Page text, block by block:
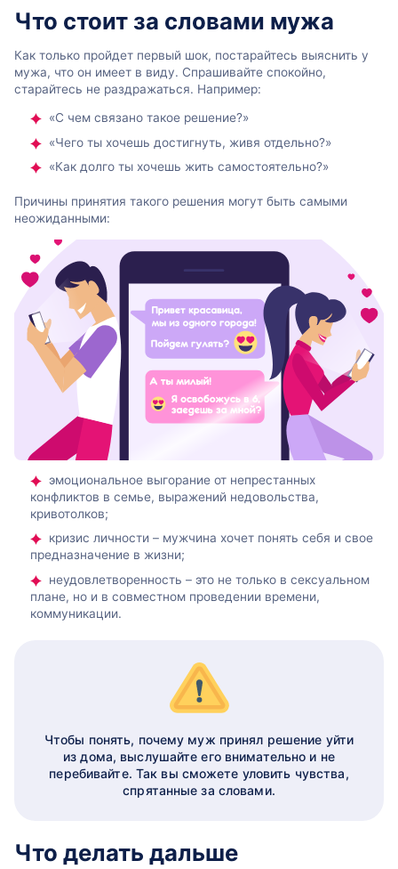
Что стоит за словами мужа
Как только пройдет первый шок, постарайтесь выяснить у
мужа, что он имеет в виду. Спрашивайте спокойно,
старайтесь не раздражаться. Например:
«С чем связано такое решение?»
«Чего ты хочешь достигнуть, живя отдельно?»
«Как долго ты хочешь жить самостоятельно?»
Причины принятия такого решения могут быть самыми
неожиданными:
эмоциональное выгорание от непрестанных
конфликтов в семье, выражений недовольства,
кривотолков;
кризис личности – мужчина хочет понять себя и свое
предназначение в жизни;
неудовлетворенность – это не только в сексуальном
плане, но и в совместном проведении времени,
коммуникации.
Чтобы понять, почему муж принял решение уйти
из дома, выслушайте его внимательно и не
перебивайте. Так вы сможете уловить чувства,
спрятанные за словами.
Что делать дальше